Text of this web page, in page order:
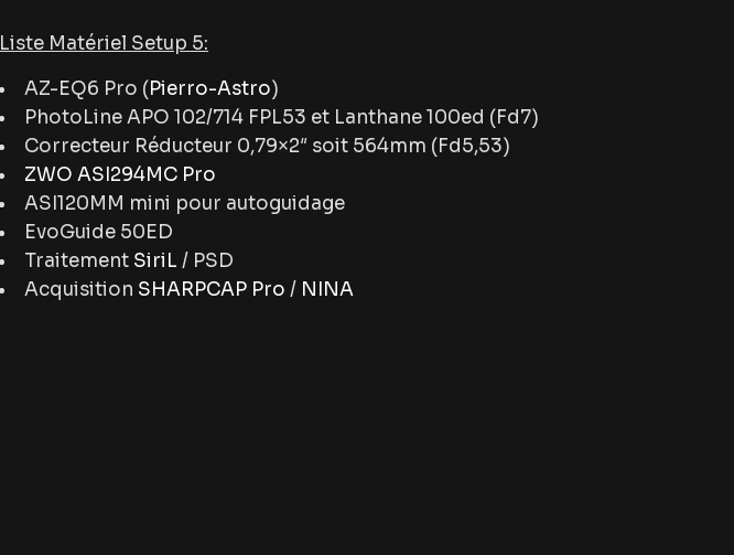
Liste Matériel Setup 5:
AZ-EQ6 Pro (Pierro-Astro)
PhotoLine APO 102/714 FPL53 et Lanthane 100ed (Fd7)
Correcteur Réducteur 0,79×2″ soit 564mm (Fd5,53)
ZWO ASI294MC Pro
ASI120MM mini pour autoguidage
EvoGuide 50ED
Traitement SiriL / PSD
Acquisition SHARPCAP Pro / NINA